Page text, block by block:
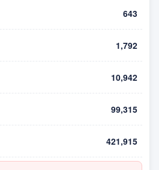
643
1,792
10,942
99,315
421,915